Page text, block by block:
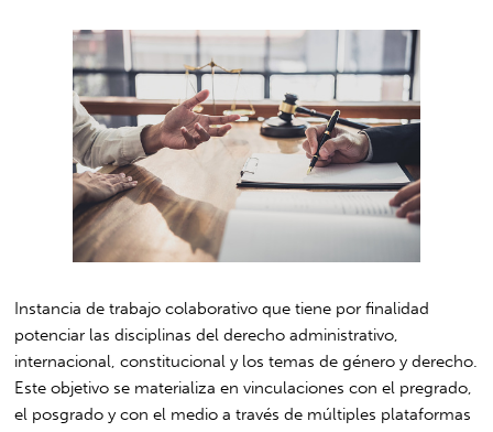
Instancia de trabajo colaborativo que tiene por finalidad
potenciar las disciplinas del derecho administrativo,
internacional, constitucional y los temas de género y derecho.
Este objetivo se materializa en vinculaciones con el pregrado,
el posgrado y con el medio a través de múltiples plataformas